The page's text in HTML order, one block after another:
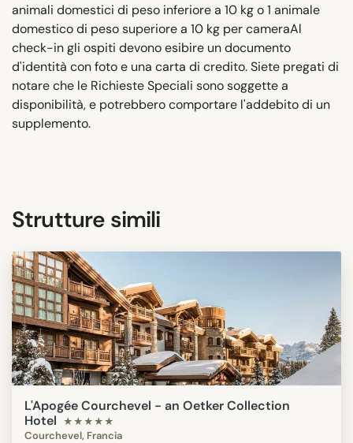
animali domestici di peso inferiore a 10 kg o 1 animale
domestico di peso superiore a 10 kg per cameraAl
check-in gli ospiti devono esibire un documento
d'identità con foto e una carta di credito. Siete pregati di
notare che le Richieste Speciali sono soggette a
disponibilità, e potrebbero comportare l'addebito di un
supplemento.
Strutture simili
L'Apogée Courchevel - an Oetker Collection
Hotel
★★★★★
Courchevel, Francia